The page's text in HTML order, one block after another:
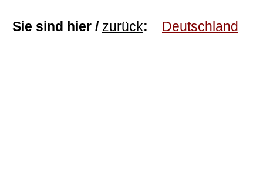
Sie sind hier / zurück: Deutschland